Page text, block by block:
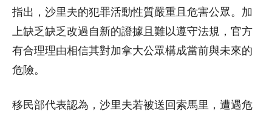
指出，沙里夫的犯罪活動性質嚴重且危害公眾。加
上缺乏缺乏改過自新的證據且難以遵守法規，官方
有合理理由相信其對加拿大公眾構成當前與未來的
危險。
移民部代表認為，沙里夫若被送回索馬里，遭遇危